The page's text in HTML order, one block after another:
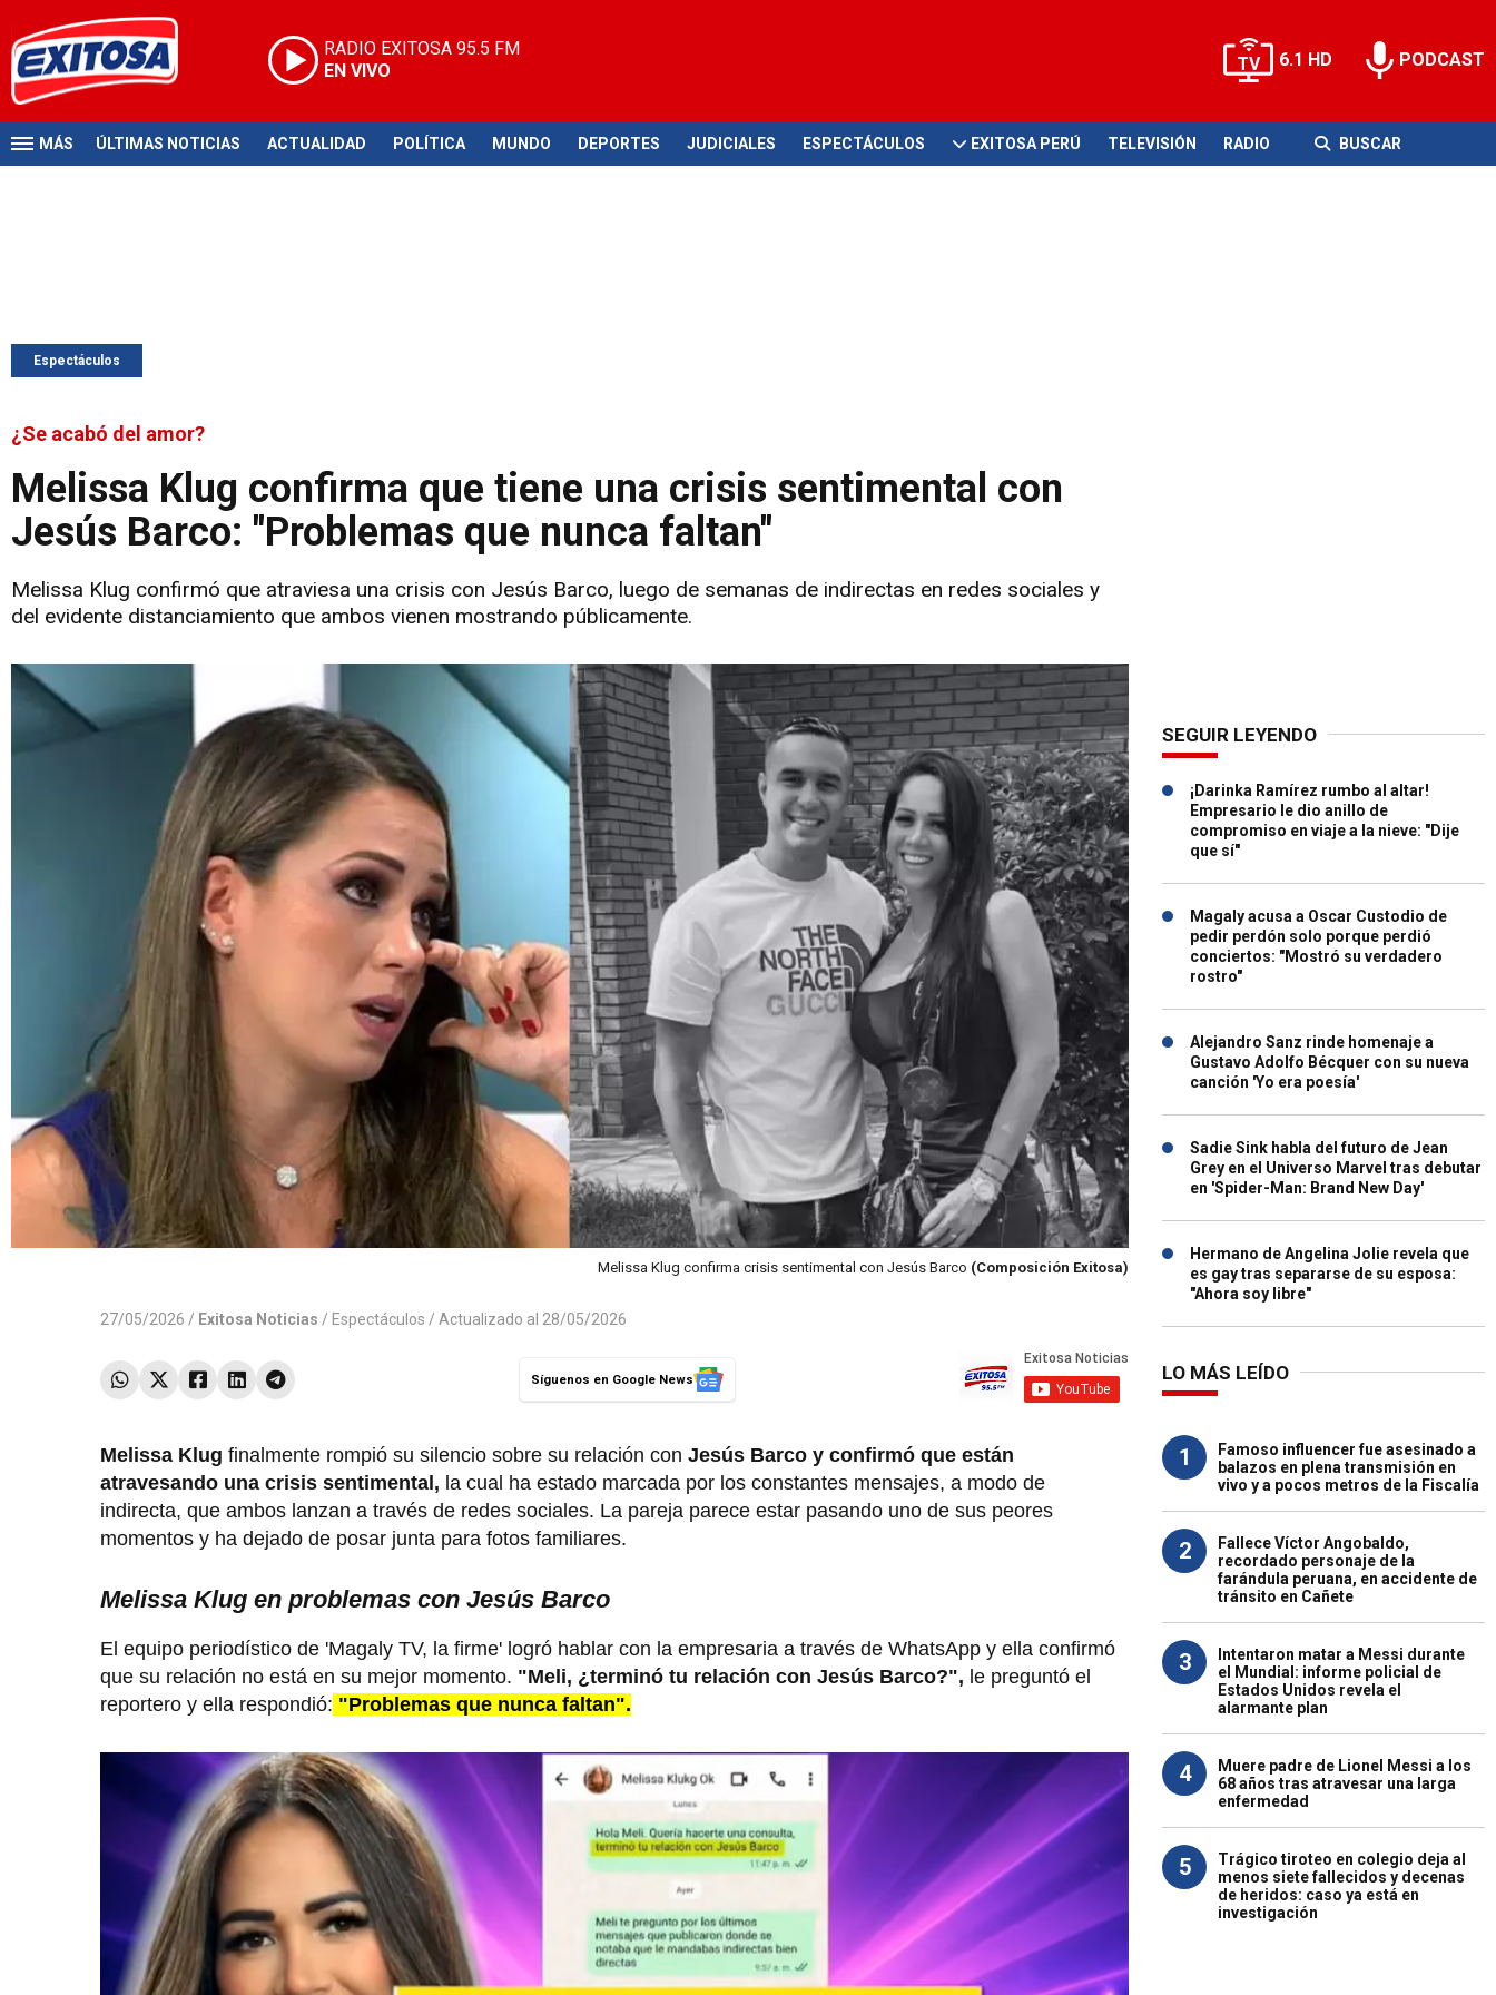
RADIO EXITOSA 95.5 FM
EN VIVO
6.1 HD PODCAST
MÁS ÚLTIMAS NOTICIAS ACTUALIDAD POLÍTICA MUNDO DEPORTES JUDICIALES ESPECTÁCULOS EXITOSA PERÚ TELEVISIÓN RADIO BUSCAR
Espectáculos
¿Se acabó del amor?
Melissa Klug confirma que tiene una crisis sentimental con
Jesús Barco: "Problemas que nunca faltan"
Melissa Klug confirmó que atraviesa una crisis con Jesús Barco, luego de semanas de indirectas en redes sociales y
del evidente distanciamiento que ambos vienen mostrando públicamente.
Melissa Klug confirma crisis sentimental con Jesús Barco (Composición Exitosa)
27/05/2026 / Exitosa Noticias / Espectáculos / Actualizado al 28/05/2026
Síguenos en Google News
Melissa Klug finalmente rompió su silencio sobre su relación con Jesús Barco y confirmó que están
atravesando una crisis sentimental, la cual ha estado marcada por los constantes mensajes, a modo de
indirecta, que ambos lanzan a través de redes sociales. La pareja parece estar pasando uno de sus peores
momentos y ha dejado de posar junta para fotos familiares.
Melissa Klug en problemas con Jesús Barco
El equipo periodístico de 'Magaly TV, la firme' logró hablar con la empresaria a través de WhatsApp y ella confirmó
que su relación no está en su mejor momento. "Meli, ¿terminó tu relación con Jesús Barco?", le preguntó el
reportero y ella respondió: "Problemas que nunca faltan".
SEGUIR LEYENDO
¡Darinka Ramírez rumbo al altar!
Empresario le dio anillo de
compromiso en viaje a la nieve: "Dije
que sí"
Magaly acusa a Oscar Custodio de
pedir perdón solo porque perdió
conciertos: "Mostró su verdadero
rostro"
Alejandro Sanz rinde homenaje a
Gustavo Adolfo Bécquer con su nueva
canción 'Yo era poesía'
Sadie Sink habla del futuro de Jean
Grey en el Universo Marvel tras debutar
en 'Spider-Man: Brand New Day'
Hermano de Angelina Jolie revela que
es gay tras separarse de su esposa:
"Ahora soy libre"
LO MÁS LEÍDO
1
Famoso influencer fue asesinado a
balazos en plena transmisión en
vivo y a pocos metros de la Fiscalía
2
Fallece Víctor Angobaldo,
recordado personaje de la
farándula peruana, en accidente de
tránsito en Cañete
3
Intentaron matar a Messi durante
el Mundial: informe policial de
Estados Unidos revela el
alarmante plan
4
Muere padre de Lionel Messi a los
68 años tras atravesar una larga
enfermedad
5
Trágico tiroteo en colegio deja al
menos siete fallecidos y decenas
de heridos: caso ya está en
investigación